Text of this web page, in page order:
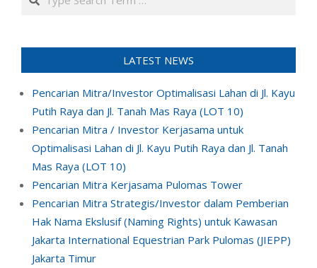
LATEST NEWS
Pencarian Mitra/Investor Optimalisasi Lahan di Jl. Kayu
Putih Raya dan Jl. Tanah Mas Raya (LOT 10)
Pencarian Mitra / Investor Kerjasama untuk
Optimalisasi Lahan di Jl. Kayu Putih Raya dan Jl. Tanah
Mas Raya (LOT 10)
Pencarian Mitra Kerjasama Pulomas Tower
Pencarian Mitra Strategis/Investor dalam Pemberian
Hak Nama Ekslusif (Naming Rights) untuk Kawasan
Jakarta International Equestrian Park Pulomas (JIEPP)
Jakarta Timur